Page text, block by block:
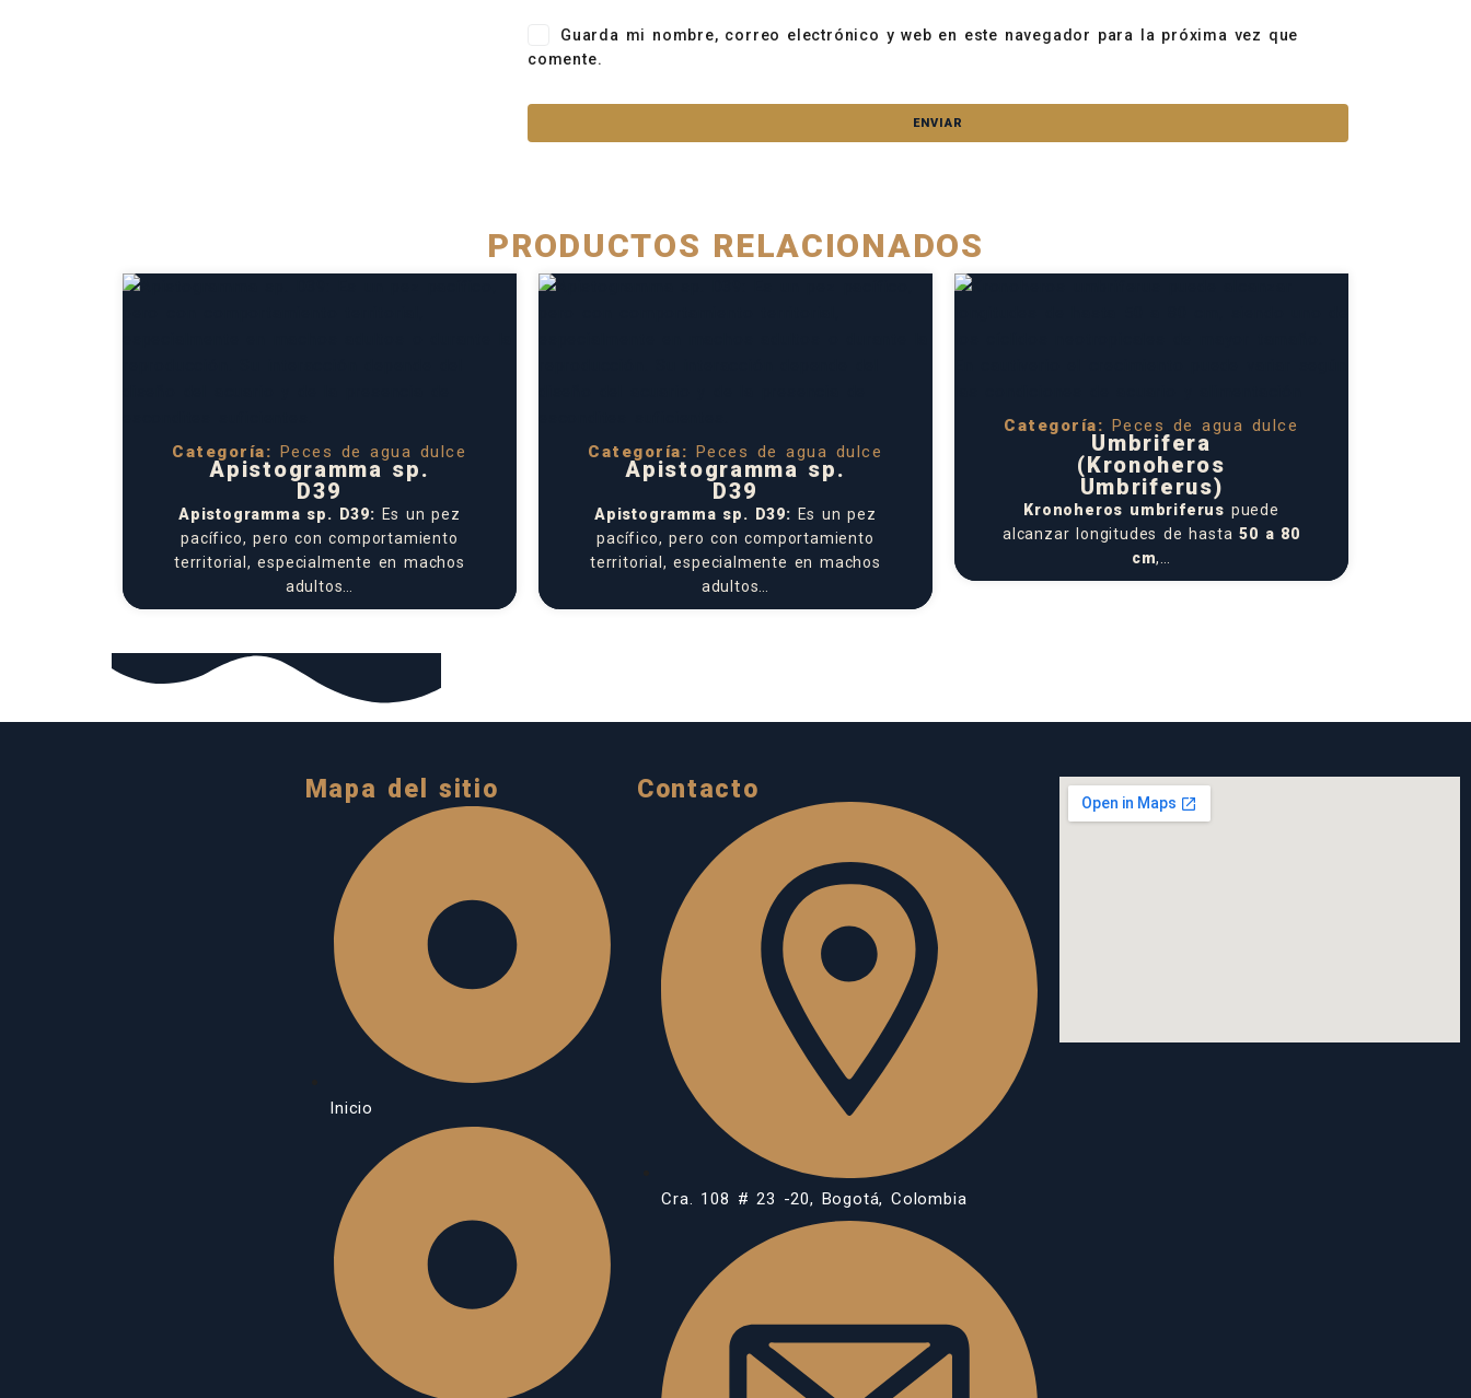
Guarda mi nombre, correo electrónico y web en este navegador para la próxima vez que
comente.
PRODUCTOS RELACIONADOS
Categoría: Peces de agua dulce
Apistogramma sp.
D39
Apistogramma sp. D39: Es un pez
pacífico, pero con comportamiento
territorial, especialmente en machos
adultos…
Categoría: Peces de agua dulce
Apistogramma sp.
D39
Apistogramma sp. D39: Es un pez
pacífico, pero con comportamiento
territorial, especialmente en machos
adultos…
Categoría: Peces de agua dulce
Umbrifera
(Kronoheros
Umbriferus)
Kronoheros umbriferus puede
alcanzar longitudes de hasta50 a 80
cm,…
Mapa del sitio
Inicio
Contacto
Cra. 108 # 23 -20, Bogotá, Colombia